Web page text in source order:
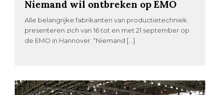
Niemand wil ontbreken op EMO
Alle belangrijke fabrikanten van productietechniek
presenteren zich van 16 tot en met 21 september op
de EMO in Hannover. “Niemand […]